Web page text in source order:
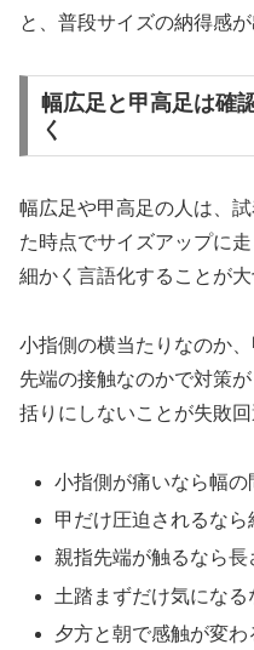
と、普段サイズの納得感が
幅広足と甲高足は確
く
幅広足や甲高足の人は、
た時点でサイズアップに
細かく言語化することが大
小指側の横当たりなのか
先端の接触なのかで対策
括りにしないことが失敗回
小指側が痛いなら幅の
甲だけ圧迫されるなら
親指先端が触るなら長
土踏まずだけ気にな
夕方と朝で感触が変